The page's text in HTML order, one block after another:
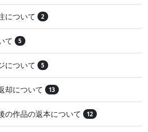
について 2
て 5
について 5
却について 13
の作品の返本について 12